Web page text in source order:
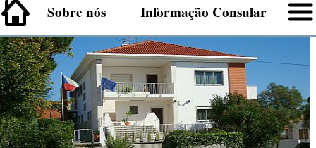
Sobre nós Informação Consular